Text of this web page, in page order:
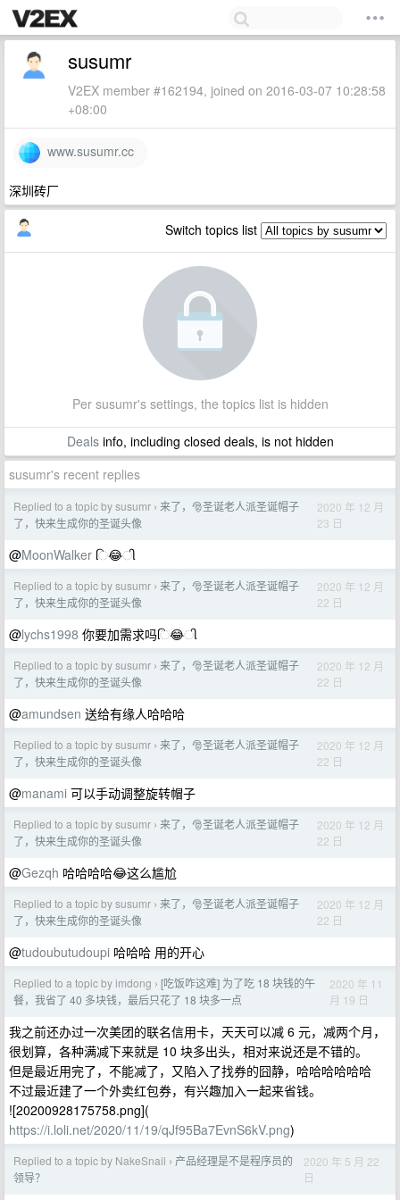
susumr
V2EX member #162194, joined on 2016-03-07 10:28:58
+08:00
www.susumr.cc
深圳砖厂
Switch topics list
Per susumr's settings, the topics list is hidden
Dealsinfo, including closed deals, is not hidden
susumr's recent replies
Replied to a topic by susumr › 来了，🎅圣诞老人派圣诞帽子
了，快来生成你的圣诞头像
2020 年 12 月
23 日
@MoonWalker િ😂ી
Replied to a topic by susumr › 来了，🎅圣诞老人派圣诞帽子
了，快来生成你的圣诞头像
2020 年 12 月
22 日
@lychs1998 你要加需求吗િ😂ી
Replied to a topic by susumr › 来了，🎅圣诞老人派圣诞帽子
了，快来生成你的圣诞头像
2020 年 12 月
22 日
@amundsen 送给有缘人哈哈哈
Replied to a topic by susumr › 来了，🎅圣诞老人派圣诞帽子
了，快来生成你的圣诞头像
2020 年 12 月
22 日
@manami 可以手动调整旋转帽子
Replied to a topic by susumr › 来了，🎅圣诞老人派圣诞帽子
了，快来生成你的圣诞头像
2020 年 12 月
22 日
@Gezqh 哈哈哈哈😂这么尴尬
Replied to a topic by susumr › 来了，🎅圣诞老人派圣诞帽子
了，快来生成你的圣诞头像
2020 年 12 月
22 日
@tudoubutudoupi 哈哈哈 用的开心
Replied to a topic by imdong › [吃饭咋这难] 为了吃 18 块钱的午
餐，我省了 40 多块钱，最后只花了 18 块多一点
2020 年 11
月 19 日
我之前还办过一次美团的联名信用卡，天天可以减 6 元，减两个月，
很划算，各种满减下来就是 10 块多出头，相对来说还是不错的。
但是最近用完了，不能减了，又陷入了找券的囧静，哈哈哈哈哈哈
不过最近建了一个外卖红包券，有兴趣加入一起来省钱。
![20200928175758.png](
https://i.loli.net/2020/11/19/qJf95Ba7EvnS6kV.png)
Replied to a topic by NakeSnail › 产品经理是不是程序员的
领导？
2020 年 5 月 22
日